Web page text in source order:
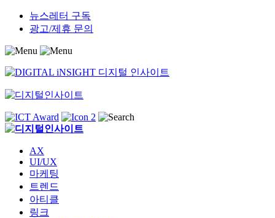
Skip
content
뉴스레터 구독
광고/제휴 문의
AX
UI/UX
마케팅
트렌드
아티클
링크